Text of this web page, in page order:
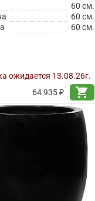
60 см.
60 см.
60 см.
ожидается 13.08.26г.
64 935 ₽
shopping_cart